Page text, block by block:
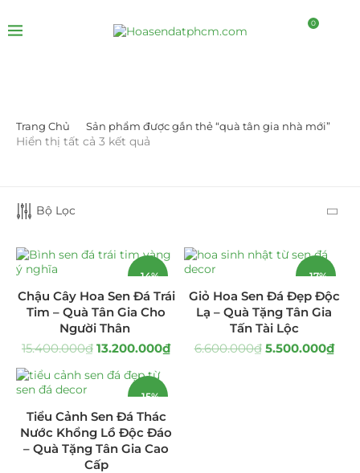
0
LỌC BỞI GIÁ
DANH MỤC SẢN PHẨM
Giá Sỉ Đại Lý
Cây Sen Đá Giá Sỉ
Chậu Sen Đá Mini
Trang Chủ Sản phẩm được gắn thẻ “quà tân gia nhà mới”
Hiển thị tất cả 3 kết quả
Bộ Lọc
-14%
Chậu Cây Hoa Sen Đá Trái
Tim – Quà Tân Gia Cho
Người Thân
15.400.000₫ 13.200.000₫
-17%
Giỏ Hoa Sen Đá Đẹp Độc
Lạ – Quà Tặng Tân Gia
Tấn Tài Lộc
6.600.000₫ 5.500.000₫
-15%
Tiểu Cảnh Sen Đá Thác
Nước Khổng Lồ Độc Đáo
– Quà Tặng Tân Gia Cao
Cấp